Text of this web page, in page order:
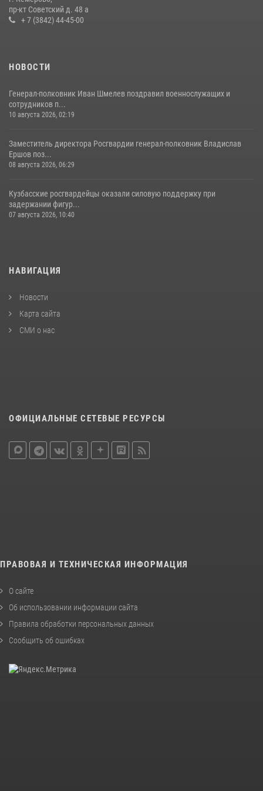
20 июля 2026, 08:52
пр-кт Советский д. 48 а
+ 7 (3842) 44-45-00
НОВОСТИ
Генерал-полковник Иван Шмелев поздравил военнослужащих и
сотрудников п...
10 августа 2026, 02:19
Заместитель директора Росгвардии генерал-полковник Владислав
Ершов поз...
08 августа 2026, 06:29
Кузбасские росгвардейцы оказали силовую поддержку при
задержании фигур...
07 августа 2026, 10:40
НАВИГАЦИЯ
Новости
Карта сайта
СМИ о нас
ОФИЦИАЛЬНЫЕ СЕТЕВЫЕ РЕСУРСЫ
ПРАВОВАЯ И ТЕХНИЧЕСКАЯ ИНФОРМАЦИЯ
О сайте
Об использовании информации сайта
Правила обработки персональных данных
Сообщить об ошибках